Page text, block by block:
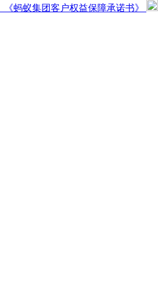
《蚂蚁集团客户权益保障承诺书》